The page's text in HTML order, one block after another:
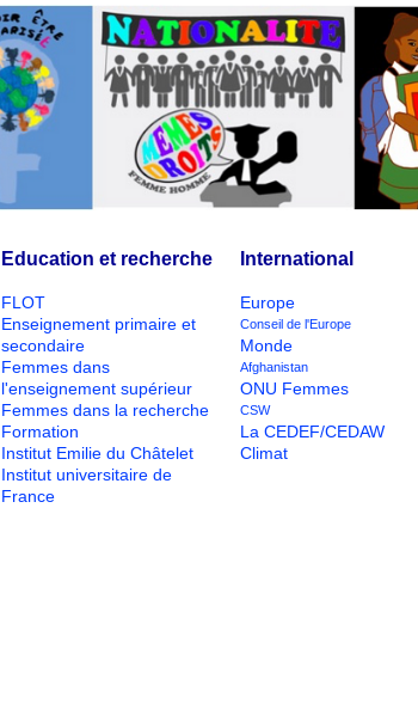
Education et recherche
FLOT
Enseignement primaire et
secondaire
Femmes dans
l'enseignement supérieur
Femmes dans la recherche
Formation
Institut Emilie du Châtelet
Institut universitaire de
France
International
Europe
Conseil de l'Europe
Monde
Afghanistan
ONU Femmes
CSW
La CEDEF/CEDAW
Climat